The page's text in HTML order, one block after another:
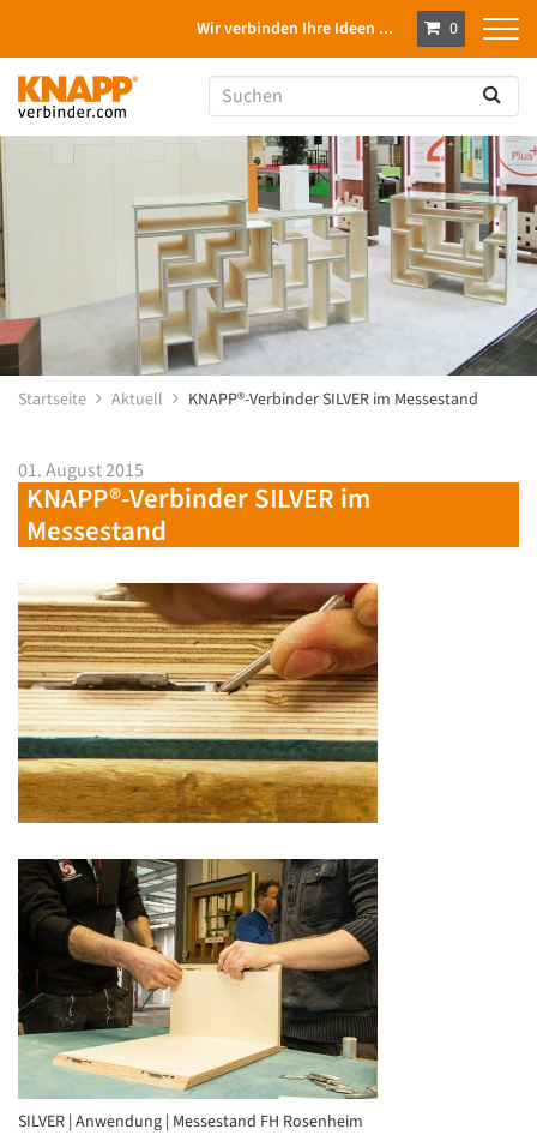
Wir verbinden Ihre Ideen ... 0
Startseite Aktuell KNAPP®-Verbinder SILVER im Messestand
01. August 2015
KNAPP®-Verbinder SILVER im
Messestand
SILVER | Anwendung | Messestand FH Rosenheim